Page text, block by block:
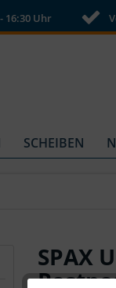
16:30 Uhr
SCHEIBEN
SPAX